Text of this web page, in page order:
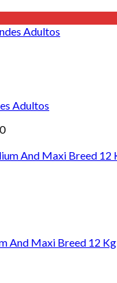
Adultos
Rango
precios:
And Maxi Breed 12 Kg